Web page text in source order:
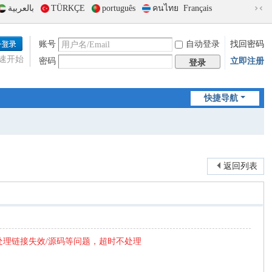
بالعربية TÜRKÇE português คนไทย Français
到
版
账号 自动登录
找回密码
密码
登录 立即注册
开始
快捷导航
返回列表
链接失效/源码等问题，超时不处理